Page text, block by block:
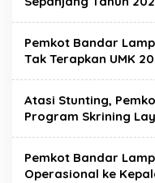
Pemkot Bandar
Tak Terapkan UMK
Atasi Stunting,
Program Skrining
Pemkot Bandar
Operasional ke